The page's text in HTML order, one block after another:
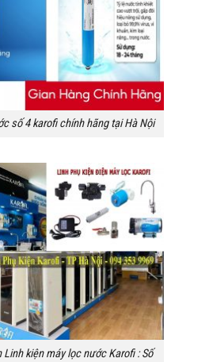
số 4 karofi chính hãng tại Hà Nội
Linh kiện máy lọc nước Karofi : Số